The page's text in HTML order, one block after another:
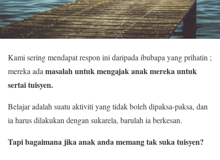
Kami sering mendapat respon ini daripada ibubapa yang prihatin ;
mereka ada masalah untuk mengajak anak mereka untuk
sertai tuisyen.
Belajar adalah suatu aktiviti yang tidak boleh dipaksa-paksa, dan
ia harus dilakukan dengan sukarela, barulah ia berkesan.
Tapi bagaimana jika anak anda memang tak suka tuisyen?